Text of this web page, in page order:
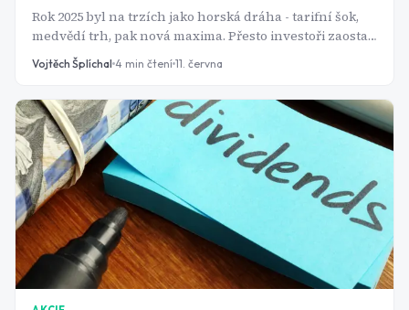
Rok 2025 byl na trzích jako horská dráha - tarifní šok,
medvědí trh, pak nová maxima. Přesto investoři zaostali
za indexem nejméně od roku 2012. Jak je to možné?
Vojtěch Šplíchal 4 min čtení 11. června